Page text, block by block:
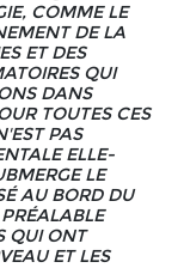
COMME LE
DE LA
ET DES
QUI
DANS
TOUTES CES
PAS
ELLE-
LE
AU BORD DU
QUI ONT
ET LES